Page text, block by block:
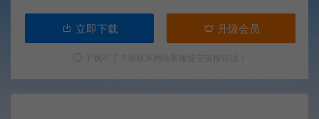
立即下载 升级会员